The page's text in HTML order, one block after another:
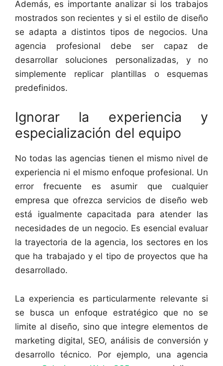
Además, es importante analizar si los trabajos
mostrados son recientes y si el estilo de diseño
se adapta a distintos tipos de negocios. Una
agencia profesional debe ser capaz de
desarrollar soluciones personalizadas, y no
simplemente replicar plantillas o esquemas
predefinidos.
Ignorar la experiencia y
especialización del equipo
No todas las agencias tienen el mismo nivel de
experiencia ni el mismo enfoque profesional. Un
error frecuente es asumir que cualquier
empresa que ofrezca servicios de diseño web
está igualmente capacitada para atender las
necesidades de un negocio. Es esencial evaluar
la trayectoria de la agencia, los sectores en los
que ha trabajado y el tipo de proyectos que ha
desarrollado.
La experiencia es particularmente relevante si
se busca un enfoque estratégico que no se
limite al diseño, sino que integre elementos de
marketing digital, SEO, análisis de conversión y
desarrollo técnico. Por ejemplo, una agencia